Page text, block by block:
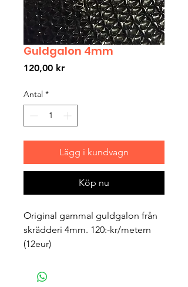
Guldgalon 4mm
120,00 krPris
Antal *
Lägg i kundvagn
Köp nu
Original gammal guldgalon från
skrädderi 4mm. 120:-kr/metern
(12eur)